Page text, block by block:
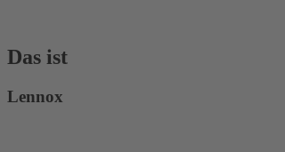
Das ist
Lennox